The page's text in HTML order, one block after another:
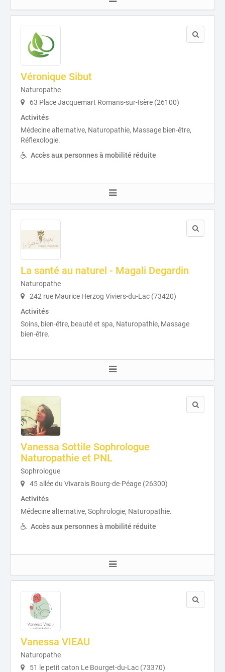
Véronique Sibut
Naturopathe
63 Place Jacquemart Romans-sur-Isère (26100)
Activités
Médecine alternative, Naturopathie, Massage bien-être,
Réflexologie.
Accès aux personnes à mobilité réduite
La santé au naturel - Magali Degardin
Naturopathe
242 rue Maurice Herzog Viviers-du-Lac (73420)
Activités
Soins, bien-être, beauté et spa, Naturopathie, Massage
bien-être.
Vanessa Sottile Sophrologue
Naturopathie et PNL
Sophrologue
45 allée du Vivarais Bourg-de-Péage (26300)
Activités
Médecine alternative, Sophrologie, Naturopathie.
Accès aux personnes à mobilité réduite
Vanessa VIEAU
Naturopathe
51 le petit caton Le Bourget-du-Lac (73370)